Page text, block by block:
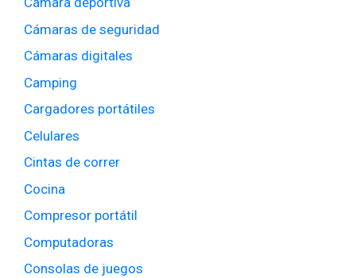
Cámaras de seguridad
Cámaras digitales
Camping
Cargadores portátiles
Celulares
Cintas de correr
Cocina
Compresor portátil
Computadoras
Consolas de juegos